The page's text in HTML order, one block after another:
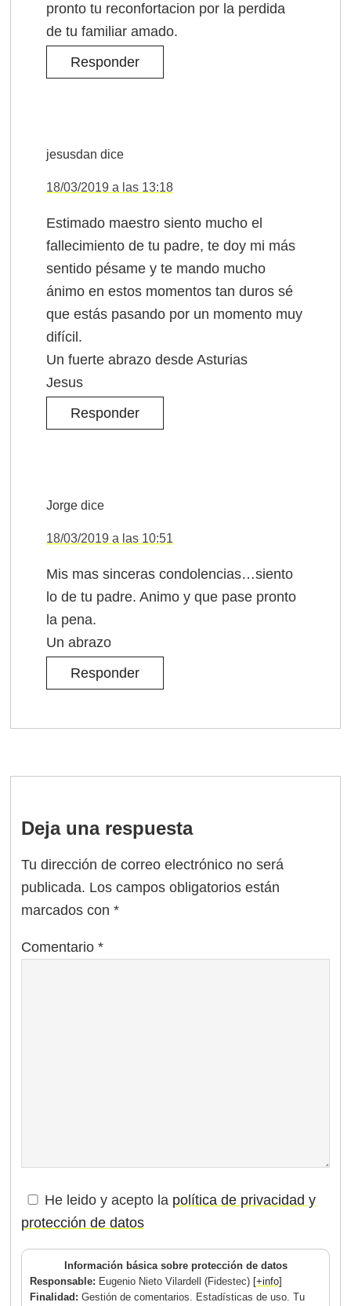
pronto tu reconfortacion por la perdida
de tu familiar amado.
Responder
jesusdan dice
18/03/2019 a las 13:18
Estimado maestro siento mucho el
fallecimiento de tu padre, te doy mi más
sentido pésame y te mando mucho
ánimo en estos momentos tan duros sé
que estás pasando por un momento muy
difícil.
Un fuerte abrazo desde Asturias
Jesus
Responder
Jorge dice
18/03/2019 a las 10:51
Mis mas sinceras condolencias…siento
lo de tu padre. Animo y que pase pronto
la pena.
Un abrazo
Responder
Deja una respuesta
Tu dirección de correo electrónico no será
publicada. Los campos obligatorios están
marcados con*
Comentario*
He leido y acepto la política de privacidad y
protección de datos
Información básica sobre protección de datos
Responsable: Eugenio Nieto Vilardell (Fidestec) [+info]
Finalidad:Gestión de comentarios. Estadísticas de uso. Tu